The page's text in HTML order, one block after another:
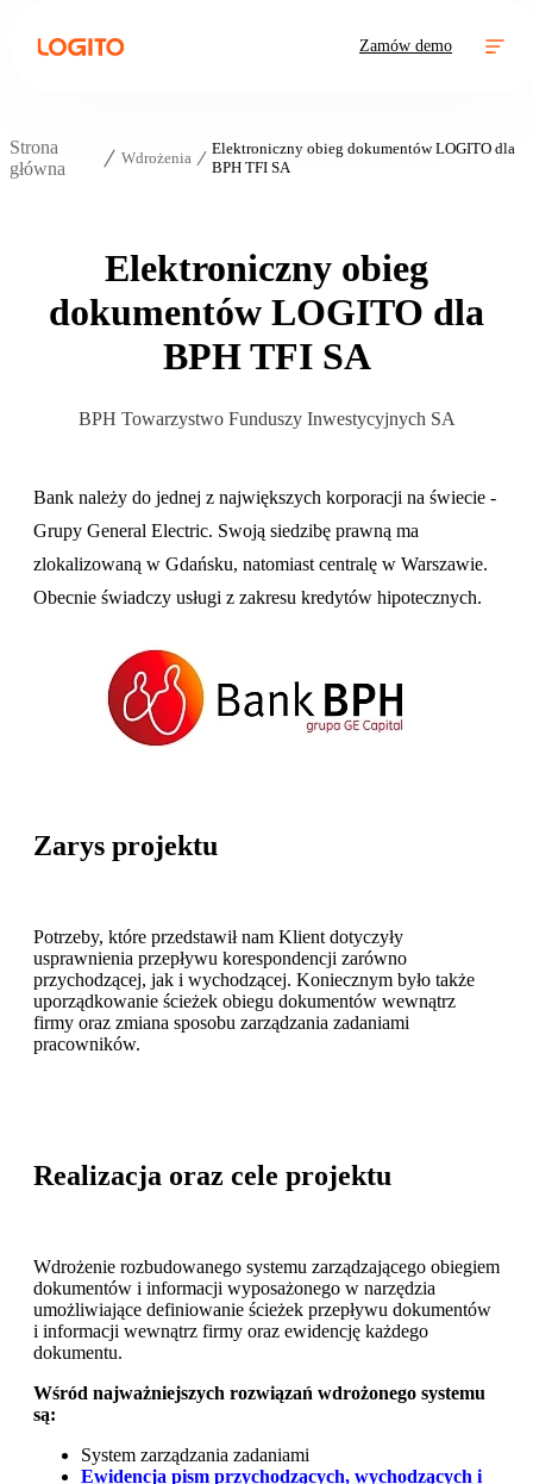
Zamów demo
Strona
główna
Wdrożenia
Elektroniczny obieg dokumentów LOGITO dla
BPH TFI SA
Elektroniczny obieg
dokumentów LOGITO dla
BPH TFI SA
BPH Towarzystwo Funduszy Inwestycyjnych SA
Bank należy do jednej z największych korporacji na świecie -
Grupy General Electric. Swoją siedzibę prawną ma
zlokalizowaną w Gdańsku, natomiast centralę w Warszawie.
Obecnie świadczy usługi z zakresu kredytów hipotecznych.
Zarys projektu
Potrzeby, które przedstawił nam Klient dotyczyły
usprawnienia przepływu korespondencji zarówno
przychodzącej, jak i wychodzącej. Koniecznym było także
uporządkowanie ścieżek obiegu dokumentów wewnątrz
firmy oraz zmiana sposobu zarządzania zadaniami
pracowników.
Realizacja oraz cele projektu
Wdrożenie rozbudowanego systemu zarządzającego obiegiem
dokumentów i informacji wyposażonego w narzędzia
umożliwiające definiowanie ścieżek przepływu dokumentów
i informacji wewnątrz firmy oraz ewidencję każdego
dokumentu.
Wśród najważniejszych rozwiązań wdrożonego systemu
są:
System zarządzania zadaniami
Ewidencja pism przychodzących, wychodzących i